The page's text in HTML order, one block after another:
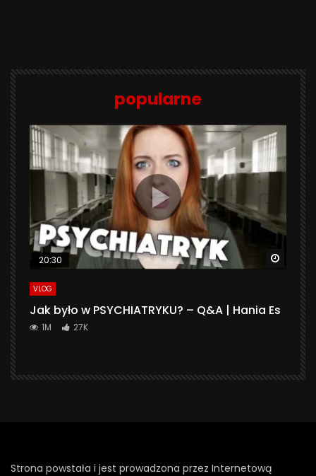
popularne
20:30
VLOG
Jak było w PSYCHIATRYKU? – Q&A | Hania Es
1M 27K
Strona powstała i jest prowadzona przez Internetową